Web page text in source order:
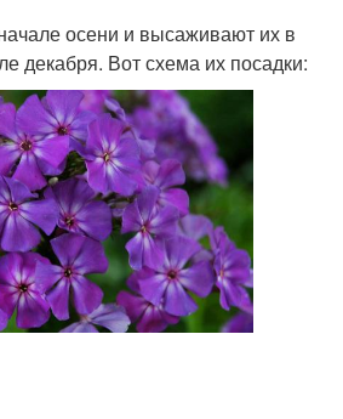
осени и высаживают их в
декабря. Вот схема их посадки: